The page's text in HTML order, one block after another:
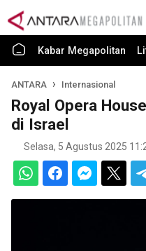
Kabar Megapolitan
ANTARA Internasional
Royal Opera
di Israel
Selasa, 5 Agustus 2025